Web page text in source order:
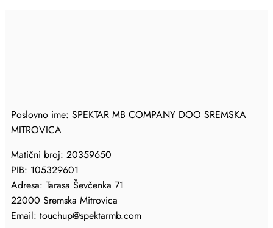
Poslovno ime: SPEKTAR MB COMPANY DOO SREMSKA
MITROVICA
Matični broj: 20359650
PIB: 105329601
Adresa: Tarasa Ševčenka 71
22000 Sremska Mitrovica
Email: touchup@spektarmb.com